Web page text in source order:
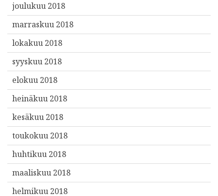
joulukuu 2018
marraskuu 2018
lokakuu 2018
syyskuu 2018
elokuu 2018
heinäkuu 2018
kesäkuu 2018
toukokuu 2018
huhtikuu 2018
maaliskuu 2018
helmikuu 2018